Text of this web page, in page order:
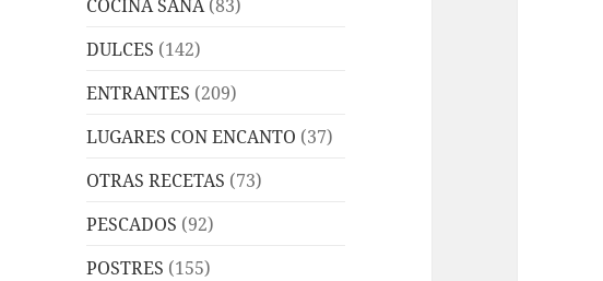
COCINA SANA(83)
DULCES (142)
ENTRANTES (209)
LUGARES CON ENCANTO (37)
OTRAS RECETAS (73)
PESCADOS (92)
POSTRES (155)